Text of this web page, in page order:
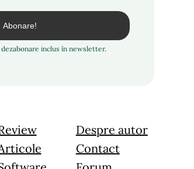
inclus în newsletter.
Despre autor
Contact